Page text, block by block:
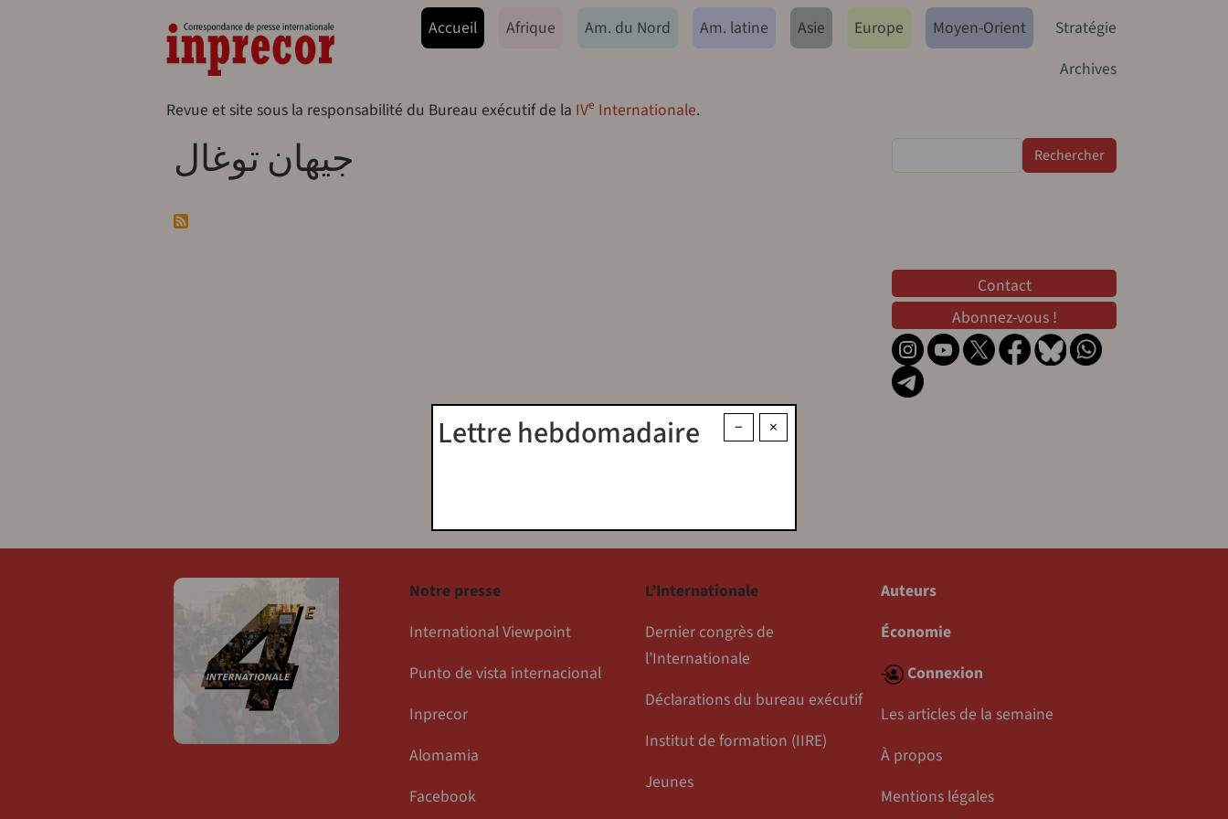
Navegação principal
Accueil Afrique Am. du Nord Am. latine Asie Europe Moyen-Orient
Stratégie
Archives
Revue et site sous la responsabilité du Bureau exécutif de la IVe Internationale.
جيهان توغال
×
−
Lettre hebdomadaire
Contact
Abonnez-vous !
Notre presse
International Viewpoint
Punto de vista internacional
Inprecor
Alomamia
Facebook
L’Internationale
Dernier congrès de
l’Internationale
Déclarations du bureau exécutif
Institut de formation (IIRE)
Jeunes
Auteurs
Économie
Connexion
Les articles de la semaine
À propos
Mentions légales